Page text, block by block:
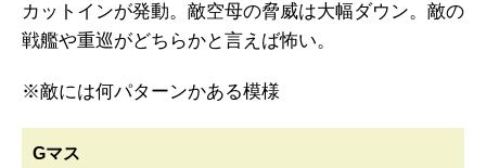
カットインが発動。敵空母の脅威は大幅ダウン。敵の
戦艦や重巡がどちらかと言えば怖い。
※敵には何パターンかある模様
Gマス